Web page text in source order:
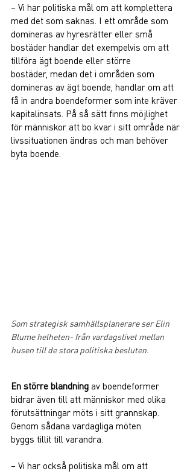
– Vi har politiska mål om att komplettera
med det som saknas. I ett område som
domineras av hyresrätter eller små
bostäder handlar det exempelvis om att
tillföra ägt boende eller större
bostäder, medan det i områden som
domineras av ägt boende, handlar om att
få in andra boendeformer som inte kräver
kapitalinsats. På så sätt finns möjlighet
för människor att bo kvar i sitt område när
livssituationen ändras och man behöver
byta boende.
Som strategisk samhällsplanerare ser Elin
Blume helheten- från vardagslivet mellan
husen till de stora politiska besluten.
En större blandning av boendeformer
bidrar även till att människor med olika
förutsättningar möts i sitt grannskap.
Genom sådana vardagliga möten
byggs tillit till varandra.
– Vi har också politiska mål om att